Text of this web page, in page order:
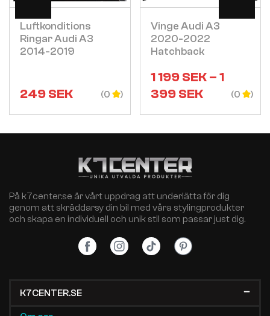
Luftkonditions
Ringar Audi A3
2014-2019
249SEK (0
Vinge Audi A3
2020-2022
Hatchback
1 199SEK –1
399SEK (0
På k7center.se är vårt uppdrag att underlätta för dig
genom att skräddarsy din bil med våra stylingprodukter
och skapa en individuell och unik stil som passar just dig.
K7CENTER.SE